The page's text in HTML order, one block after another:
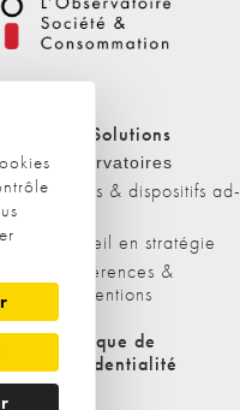
Nos Solutions
Observatoires
Etudes & dispositifs ad-
Conseil en stratégie
Conférences &
interventions
Politique de
confidentialité